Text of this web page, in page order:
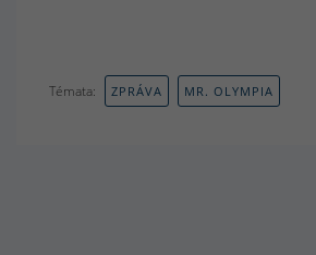
Témata: ZPRÁVA MR. OLYMPIA